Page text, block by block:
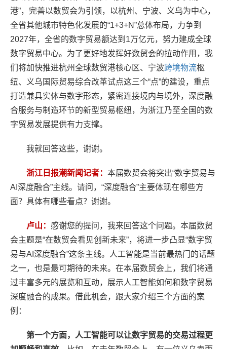
港”，完善以数贸会为引领，以杭州、宁波、义乌为中心，
全省其他城市特色化发展的“1+3+N”总体布局，力争到
2027年，全省的数字贸易额达到1万亿元，努力建成全球
数字贸易中心。为了更好地发挥好数贸会的拉动作用，我
们将加快推进杭州全球数贸港核心区、宁波跨境物流枢
纽、义乌国际贸易综合改革试点这三个“点”的建设，重点
打造兼具实体与数字形态，紧密连接境内与境外，深度融
合服务与制造环节的新型贸易枢纽，为浙江乃至全国的数
字贸易发展提供有力支撑。
我就回答这些，谢谢。
浙江日报潮新闻记者： 本届数贸会将突出“数字贸易与
AI深度融合”主线。请问，“深度融合”主要体现在哪些方
面？具体有哪些看点？谢谢。
卢山： 感谢您的提问，我来回答这个问题。本届数贸
会主题是“在数贸会看见创新未来”，将进一步凸显“数字贸
易与AI深度融合”这条主线。人工智能是当前最热门的话题
之一，也是最可期待的未来。在本届数贸会上，我们将通
过丰富多元的展览和互动，展示人工智能如何和数字贸易
深度融合的成果。借此机会，跟大家介绍三个方面的案
例：
第一个方面，人工智能可以让数字贸易的交易过程更